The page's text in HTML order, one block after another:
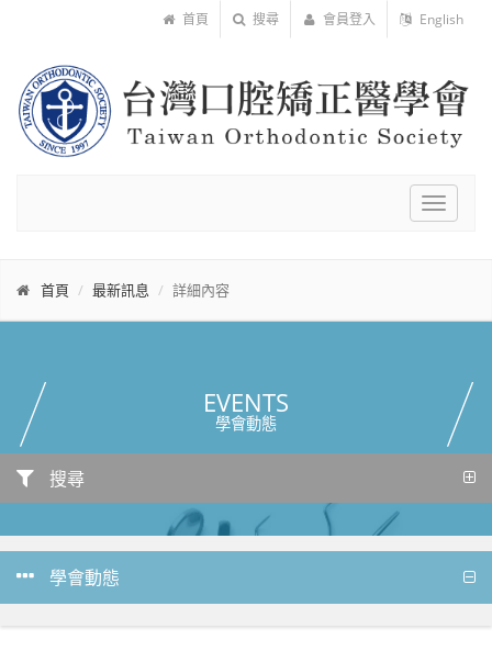
首頁 搜尋 會員登入 English
Toggle
首頁 最新訊息 詳細內容
EVENTS
學會動態
搜尋
學會動態